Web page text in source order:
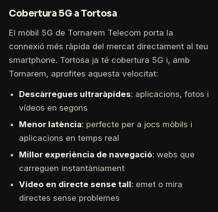
Cobertura 5G a Tortosa
El mòbil 5G de Tornarem Telecom porta la
connexió més ràpida del mercat directament al teu
smartphone. Tortosa ja té cobertura 5G i, amb
Tornarem, aprofites aquesta velocitat:
Descàrregues ultraràpides: aplicacions, fotos i
vídeos en segons
Menor latència: perfecte per a jocs mòbils i
aplicacions en temps real
Millor experiència de navegació: webs que
carreguen instantàniament
Vídeo en directe sense tall: emet o mira
directes sense problemes